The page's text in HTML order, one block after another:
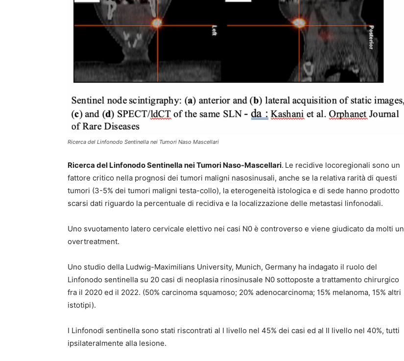
Ricerca del Linfonodo Sentinella nei Tumori Naso Mascellari
Ricerca del Linfonodo Sentinella nei Tumori Naso-Mascellari. Le recidive locoregionali sono un
fattore critico nella prognosi dei tumori maligni nasosinusali, anche se la relativa rarità di questi
tumori (3-5% dei tumori maligni testa-collo), la eterogeneità istologica e di sede hanno prodotto
scarsi dati riguardo la percentuale di recidiva e la localizzazione delle metastasi linfonodali.
Uno svuotamento latero cervicale elettivo nei casi N0 è controverso e viene giudicato da molti un
overtreatment.
Uno studio della Ludwig-Maximilians University, Munich, Germany ha indagato il ruolo del
Linfonodo sentinella su 20 casi di neoplasia rinosinusale N0 sottoposte a trattamento chirurgico
fra il 2020 ed il 2022. (50% carcinoma squamoso; 20% adenocarcinoma; 15% melanoma, 15% altri
istotipi).
I Linfonodi sentinella sono stati riscontrati al I livello nel 45% dei casi ed al II livello nel 40%, tutti
ipsilateralmente alla lesione.